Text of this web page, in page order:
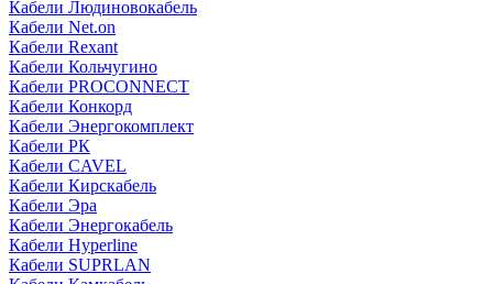
Кабели Людиновокабель
Кабели Net.on
Кабели Rexant
Кабели Кольчугино
Кабели PROCONNECT
Кабели Конкорд
Кабели Энергокомплект
Кабели РК
Кабели CAVEL
Кабели Кирскабель
Кабели Эра
Кабели Энергокабель
Кабели Hyperline
Кабели SUPRLAN